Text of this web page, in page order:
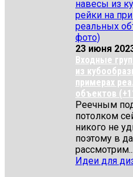
23 июня
Входные
из
примерах
объектов
Реечным
потолком
никого не
поэтому в
рассмотрим...
Идеи для